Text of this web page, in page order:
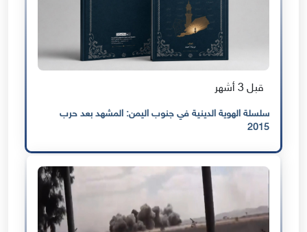
قبل 3 أشهر
سلسلة الهوية الدينية في جنوب اليمن: المشهد بعد حرب
2015